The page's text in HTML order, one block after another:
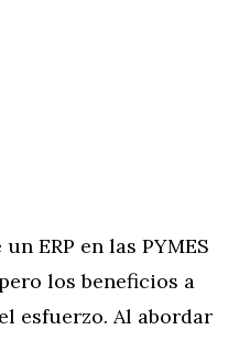
ERP en las PYMES
los beneficios a
esfuerzo. Al abordar